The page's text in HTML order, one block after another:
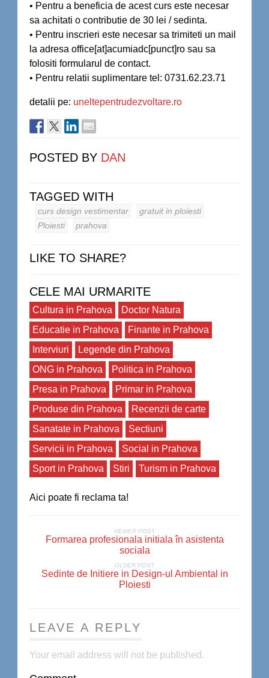
• Pentru a beneficia de acest curs este necesar
sa achitati o contributie de 30 lei / sedinta.
• Pentru inscrieri este necesar sa trimiteti un mail
la adresa office[at]acumiadc[punct]ro sau sa
folositi formularul de contact.
• Pentru relatii suplimentare tel: 0731.62.23.71
detalii pe: uneltepentrudezvoltare.ro
POSTED BY DAN
TAGGED WITH
curs design vestimentar
gratuit in ploiesti
Ploiesti
prahova
LIKE TO SHARE?
CELE MAI URMARITE
Cultura in Prahova
Doctor Natura
Educatie in Prahova
Finante in Prahova
Interviuri
Legende din Prahova
ONG in Prahova
Politica in Prahova
Presa in Prahova
Primar in Prahova
Produse din Prahova
Recenzii de carte
Sanatate in Prahova
Sectiuni
Servicii in Prahova
Social in Prahova
Sport in Prahova
Stiri Turism in Prahova
Aici poate fi reclama ta!
NEWER POST
Formarea profesionala initiala în asistenta
sociala
OLDER POST
Sedinte de Initiere in Design-ul Ambiental in
Ploiesti
LEAVE A REPLY
Your email address will not be published.